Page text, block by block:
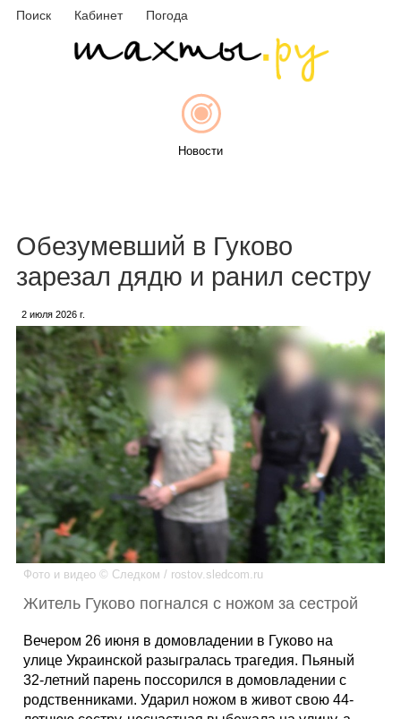
Поиск Кабинет Погода
Новости
Афиша
Каталог
Инфо
Гороскоп
Карты
Обезумевший в Гуково
зарезал дядю и ранил сестру
2 июля 2026 г.
Фото и видео © Следком / rostov.sledcom.ru
Житель Гуково погнался с ножом за сестрой
Вечером 26 июня в домовладении в Гуково на
улице Украинской разыгралась трагедия. Пьяный
32-летний парень поссорился в домовладении с
родственниками. Ударил ножом в живот свою 44-